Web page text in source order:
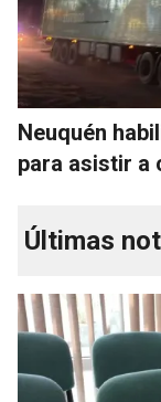
Neuquén
para asistir a
Últimas